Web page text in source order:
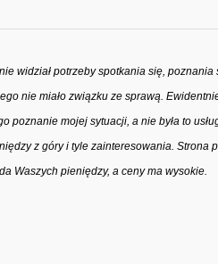
widział potrzeby spotkania się, poznania
nie miało związku ze sprawą.
poznanie mojej sytuacji, a nie była to
z góry i tyle zainteresowania. Strona
Waszych pieniędzy, a ceny ma wysokie.